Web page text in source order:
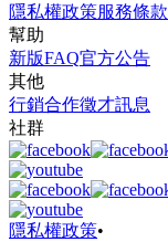
隱私權政策服務條款
幫助
新版FAQ官方公告
其他
行銷合作徵才訊息
社群
隱私權政策•